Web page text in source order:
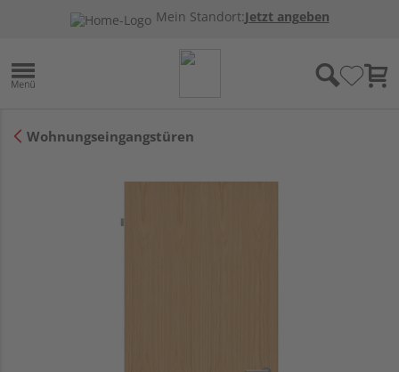
Mein Standort:Jetzt angeben
Wohnungseingangstüren